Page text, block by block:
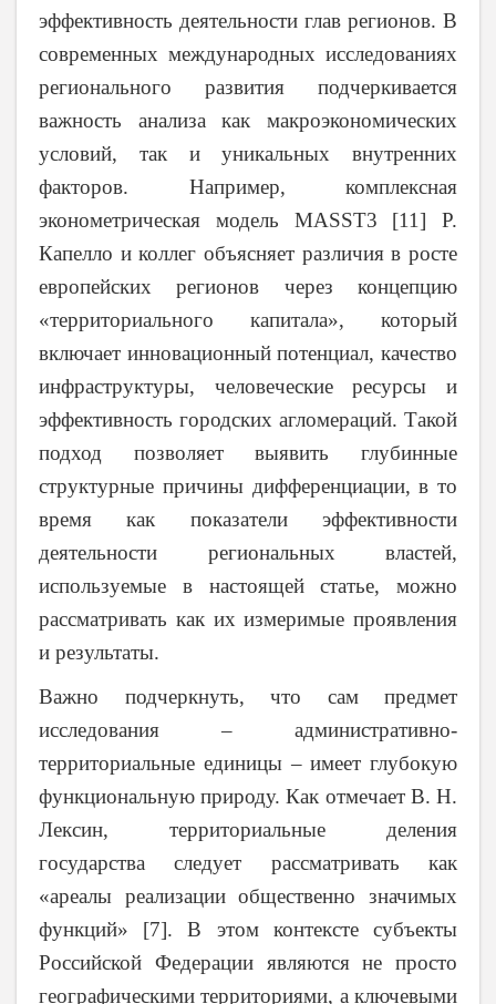
эффективность деятельности глав регионов. В
современных международных исследованиях
регионального развития подчеркивается
важность анализа как макроэкономических
условий, так и уникальных внутренних
факторов. Например, комплексная
эконометрическая модель MASST3 [11] Р.
Капелло и коллег объясняет различия в росте
европейских регионов через концепцию
«территориального капитала», который
включает инновационный потенциал, качество
инфраструктуры, человеческие ресурсы и
эффективность городских агломераций. Такой
подход позволяет выявить глубинные
структурные причины дифференциации, в то
время как показатели эффективности
деятельности региональных властей,
используемые в настоящей статье, можно
рассматривать как их измеримые проявления
и результаты.
Важно подчеркнуть, что сам предмет
исследования – административно-
территориальные единицы – имеет глубокую
функциональную природу. Как отмечает В. Н.
Лексин, территориальные деления
государства следует рассматривать как
«ареалы реализации общественно значимых
функций» [7]. В этом контексте субъекты
Российской Федерации являются не просто
географическими территориями, а ключевыми